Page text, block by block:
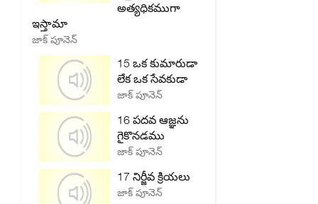
అత్యధికముగా
ఇస్తామా
జాక్ పూనెన్
15 ఒక కుమారుడా
లేక ఒక సేవకుడా
జాక్ పూనెన్
16 పదవ ఆజ్ఞను
గైకొనడము
జాక్ పూనెన్
17 నిర్జీవ క్రియలు
జాక్ పూనెన్